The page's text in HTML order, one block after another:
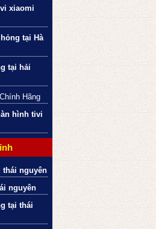
xiaomi
tại Hà
tại hải
Chính Hãng
hình tivi
thái nguyên
nguyên
tại thái